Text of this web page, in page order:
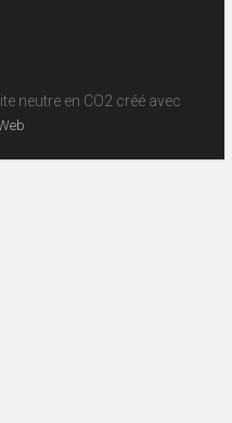
neutre en CO2 créé avec